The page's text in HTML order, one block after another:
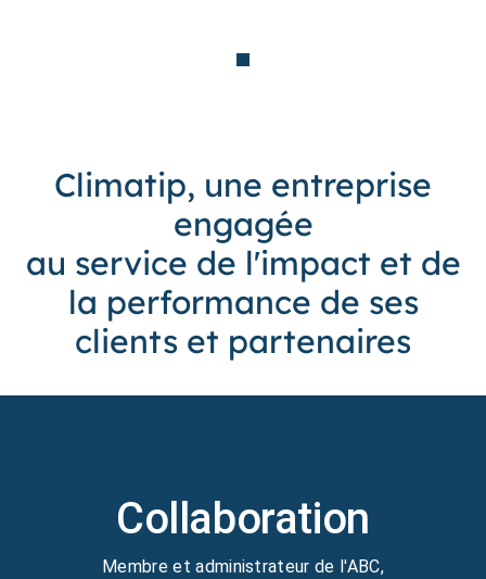
Climatip, une entreprise
engagée
au service de l'impact et de
la performance de ses
clients et partenaires
Collaboration
Membre et administrateur de l'ABC,